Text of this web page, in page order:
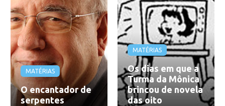
MATÉRIAS
O encantador de
serpentes
MATÉRIAS
Os dias em que a
Turma da Mônica
brincou de novela
das oito